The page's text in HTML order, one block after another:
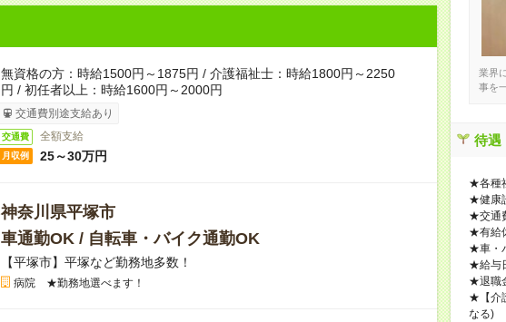
無資格の方：時給1500円～1875円 / 介護福祉士：時給1800円～2250
円 / 初任者以上：時給1600円～2000円
交通費別途支給あり
交通費 全額支給
月収例 25～30万円
神奈川県平塚市
車通勤OK / 自転車・バイク通勤OK
【平塚市】平塚など勤務地多数！
病院 ★勤務地選べます！
業界
事を
待遇
★各種
★健康
★交通
★有給
★車・
★給与
★退職
★【介
なる)